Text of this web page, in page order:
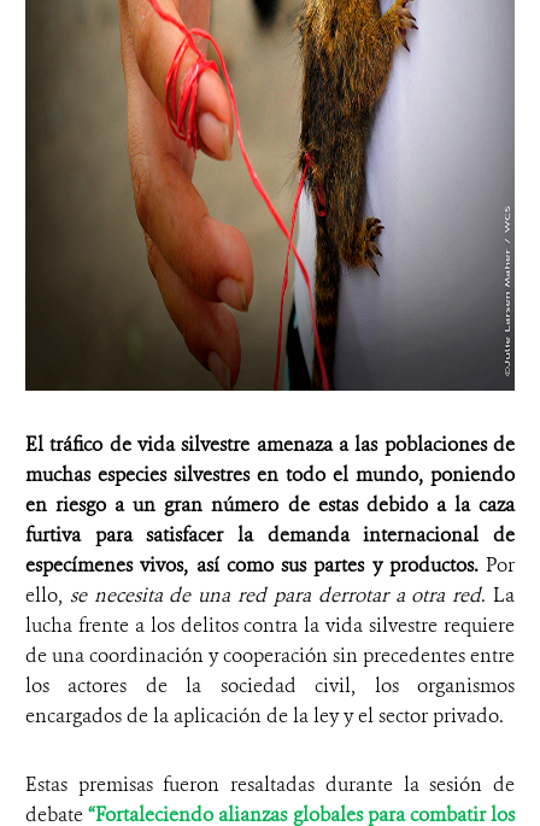
El tráfico de vida silvestre amenaza a las poblaciones de
muchas especies silvestres en todo el mundo, poniendo
en riesgo a un gran número de estas debido a la caza
furtiva para satisfacer la demanda internacional de
especímenes vivos, así como sus partes y productos.Por
ello, se necesita de una red para derrotar a otra red. La
lucha frente a los delitos contra la vida silvestre requiere
de una coordinación y cooperación sin precedentes entre
los actores de la sociedad civil, los organismos
encargados de la aplicación de la ley y el sector privado.
Estas premisas fueron resaltadas durante la sesión de
debate“Fortaleciendo alianzas globales para combatir los